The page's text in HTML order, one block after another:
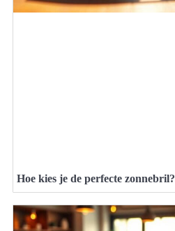
Hoe kies je de perfecte zonnebril?